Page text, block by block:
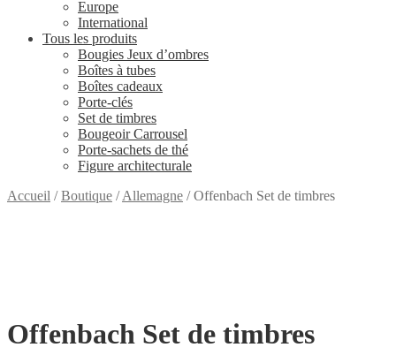
Europe
International
Tous les produits
Bougies Jeux d’ombres
Boîtes à tubes
Boîtes cadeaux
Porte-clés
Set de timbres
Bougeoir Carrousel
Porte-sachets de thé
Figure architecturale
Accueil /Boutique /Allemagne /Offenbach Set de timbres
Offenbach Set de timbres